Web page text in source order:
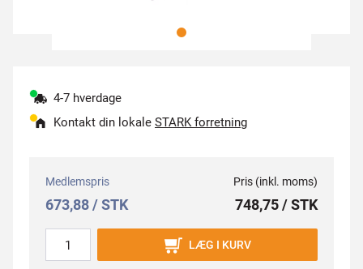
4-7 hverdage
Kontakt din lokale STARK forretning
Medlemspris
673,88 / STK
Pris (inkl. moms)
748,75 / STK
LÆG I KURV